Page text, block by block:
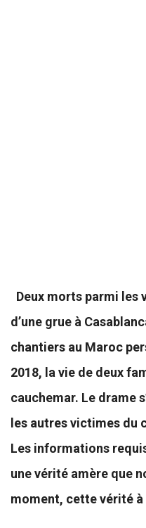
Deux morts parmi les
d’une grue à
chantiers au Maroc
2018, la vie de deux
cauchemar. Le drame
les autres victimes du
Les informations
une vérité amère que
moment, cette vérité